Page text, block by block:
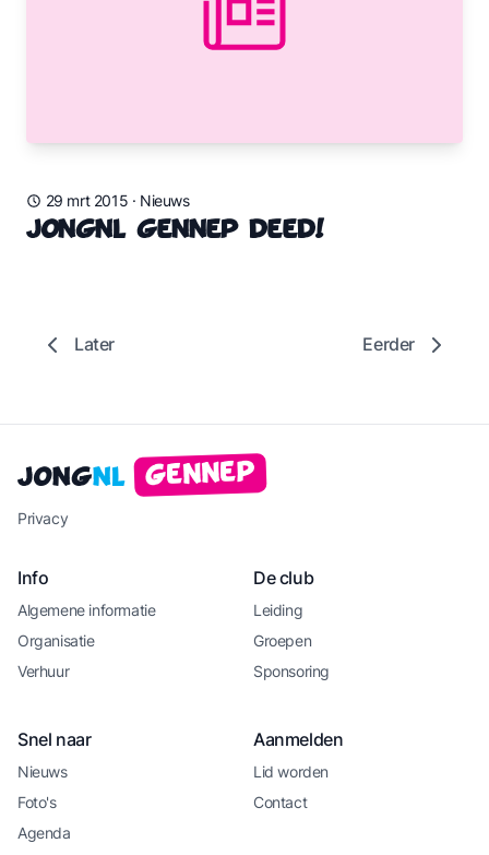
29 mrt 2015 · Nieuws
JongNL Gennep deed!
Later Eerder
JongNL Gennep
Privacy
Info
Algemene informatie
Organisatie
Verhuur
De club
Leiding
Groepen
Sponsoring
Snel naar
Nieuws
Foto's
Agenda
Aanmelden
Lid worden
Contact